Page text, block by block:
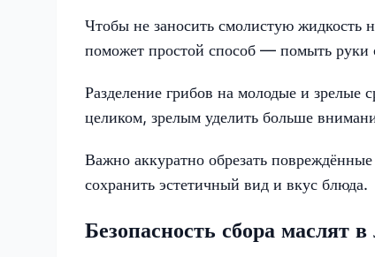
Чтобы не заносить смолистую жидкость
поможет простой способ — помыть руки
Разделение грибов на молодые и зрелые
целиком, зрелым уделить больше
Важно аккуратно обрезать
сохранить эстетичный вид и вкус блюда.
Безопасность сбора маслят в